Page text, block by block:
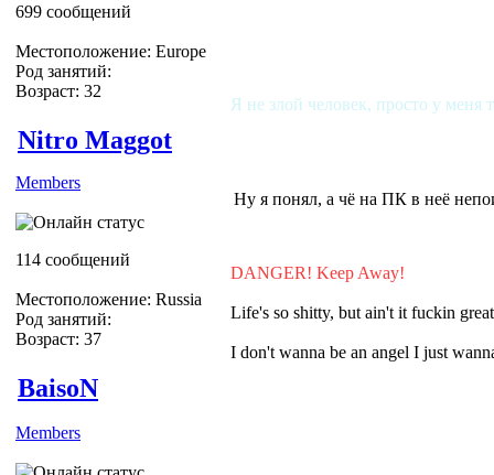
699 сообщений
Местоположение: Europe
Род занятий:
Возраст: 32
Я не злой человек, просто у меня
Nitro Maggot
Members
114 сообщений
Местоположение: Russia
Род занятий:
Возраст: 37
Ну я понял, а чё на ПК в неё
DANGER! Keep Away!
Life's so shitty, but ain't it fuckin
I don't wanna be an angel I just
BaisoN
Members